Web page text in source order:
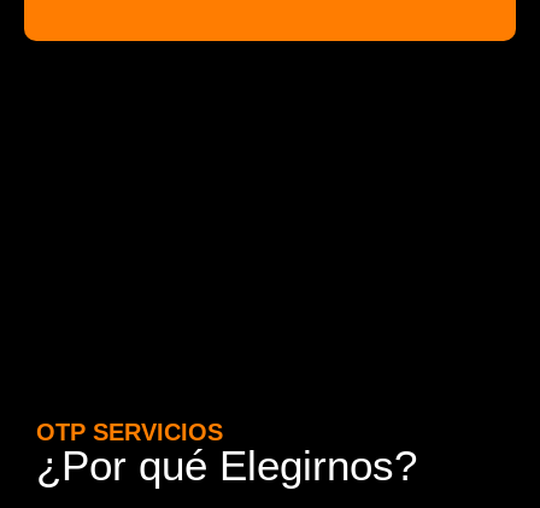
OTP SERVICIOS
¿Por qué Elegirnos?